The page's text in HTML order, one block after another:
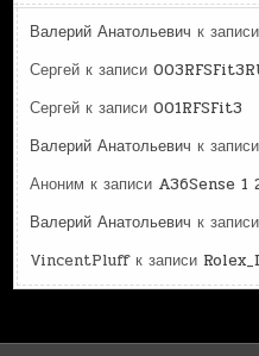
Валерий Анатольевич к
Сергей к записи
Сергей к записи001RFSFit3
Валерий Анатольевич к записи
Аноним к записи A36Sense 1
Валерий Анатольевич к записи
VincentPluffк записи